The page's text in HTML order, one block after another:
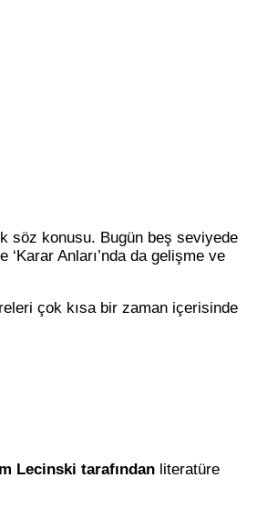
söz konusu. Bugün beş seviyede
Anları’nda da gelişme ve
çok kısa bir zaman içerisinde
Lecinski tarafından literatüre